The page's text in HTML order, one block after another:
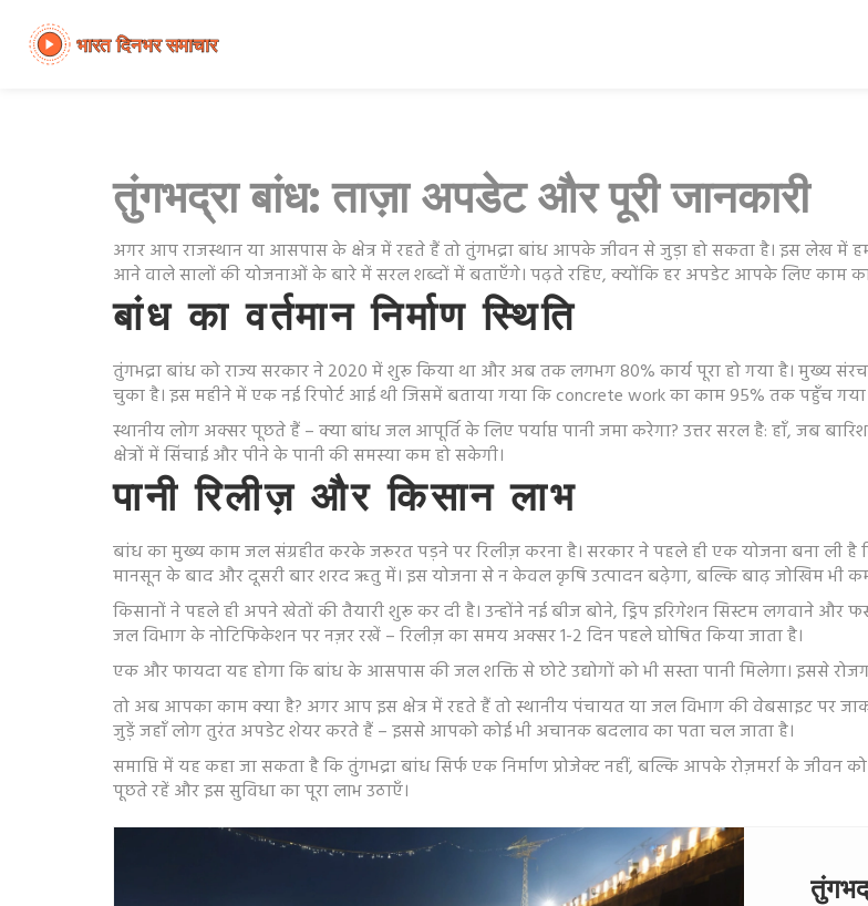
तुंगभद्रा बांध: ताज़ा अपडेट और पूरी जानकारी
अगर आप राजस्थान या आसपास के क्षेत्र में रहते हैं तो तुंगभद्रा बांध आपके जीवन से जुड़ा हो सकता है। इस लेख में
आने वाले सालों की योजनाओं के बारे में सरल शब्दों में बताएँगे। पढ़ते रहिए, क्योंकि हर अपडेट आपके लिए काम
बांध का वर्तमान निर्माण स्थिति
तुंगभद्रा बांध को राज्य सरकार ने 2020 में शुरू किया था और अब तक लगभग 80% कार्य पूरा हो गया है। मुख्य
चुका है। इस महीने में एक नई रिपोर्ट आई थी जिसमें बताया गया कि concrete work का काम 95% तक पहुँच
स्थानीय लोग अक्सर पूछते हैं – क्या बांध जल आपूर्ति के लिए पर्याप्त पानी जमा करेगा? उत्तर सरल है: हाँ, जब
क्षेत्रों में सिंचाई और पीने के पानी की समस्या कम हो सकेगी।
पानी रिलीज़ और किसान लाभ
बांध का मुख्य काम जल संग्रहीत करके जरूरत पड़ने पर रिलीज़ करना है। सरकार ने पहले ही एक योजना बना ली है
मानसून के बाद और दूसरी बार शरद ऋतु में। इस योजना से न केवल कृषि उत्पादन बढ़ेगा, बल्कि बाढ़ जोखिम भी
किसानों ने पहले ही अपने खेतों की तैयारी शुरू कर दी है। उन्होंने नई बीज बोने, ड्रिप इरिगेशन सिस्टम लगवाने
जल विभाग के नोटिफिकेशन पर नज़र रखें – रिलीज़ का समय अक्सर 1-2 दिन पहले घोषित किया जाता है।
एक और फायदा यह होगा कि बांध के आसपास की जल शक्ति से छोटे उद्योगों को भी सस्ता पानी मिलेगा। इससे
तो अब आपका काम क्या है? अगर आप इस क्षेत्र में रहते हैं तो स्थानीय पंचायत या जल विभाग की वेबसाइट पर
जुड़ें जहाँ लोग तुरंत अपडेट शेयर करते हैं – इससे आपको कोई भी अचानक बदलाव का पता चल जाता है।
समाप्ति में यह कहा जा सकता है कि तुंगभद्रा बांध सिर्फ एक निर्माण प्रोजेक्ट नहीं, बल्कि आपके रोज़मर्रा के
पूछते रहें और इस सुविधा का पूरा लाभ उठाएँ।